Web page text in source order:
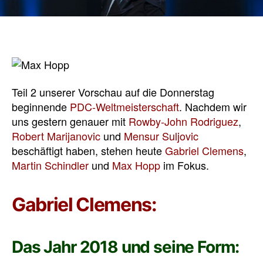
Teil 2 unserer Vorschau auf die Donnerstag
beginnende PDC-Weltmeisterschaft. Nachdem wir
uns gestern genauer mit Rowby-John Rodriguez,
Robert Marijanovic und Mensur Suljovic
beschäftigt haben, stehen heuteGabriel Clemens,
Martin Schindler und Max Hopp im Fokus.
Gabriel Clemens:
Das Jahr 2018 und seine Form: